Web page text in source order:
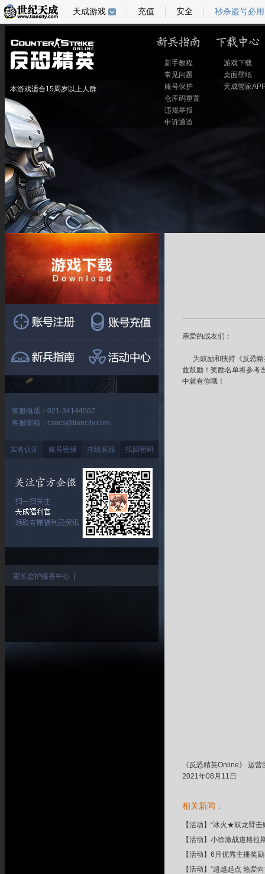
本游戏适合15周岁以上人群
新手教程
常见问题
账号保护
仓库码重置
违规举报
申诉通道
游戏下载
桌面壁纸
天成管家
亲爱的战友们：
为鼓励和扶持 《反恐
兹鼓励！奖励名单将参考
中就有你哦！
《反恐精英Online》 运营
2021年08月11日
相关新闻：
【活动 】 “冰火★双龙臂击
【活动 】 小徐激战道格拉
【活动 】 6月优秀主播奖
【活动 】 “超越起点 热爱
客服电话：021-34144567
客服邮箱：csocs@tiancity.com
实名认证 账号密保 在线客服 找回密码
家长监护服务中心
天成游戏 充值 安全 秒杀盗号必用